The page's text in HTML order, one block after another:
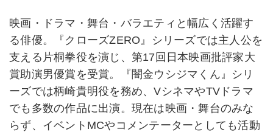
映画・ドラマ・舞台・バラエティと幅広く活躍す
る俳優。『クローズZERO』シリーズでは主人公を
支える片桐拳役を演じ、第17回日本映画批評家大
賞助演男優賞を受賞。『闇金ウシジマくん』シリ
ーズでは柄崎貴明役を務め、VシネマやTVドラマ
でも多数の作品に出演。現在は映画・舞台のみな
らず、イベントMCやコメンテーターとしても活動